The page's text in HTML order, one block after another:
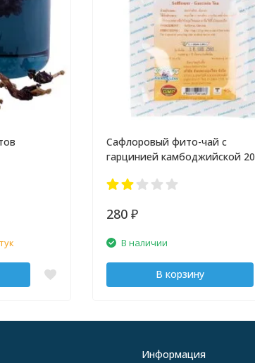
Сафлоровый фито-чай с
гарцинией камбоджийской 20
280 ₽
В наличии
В корзину
Информация